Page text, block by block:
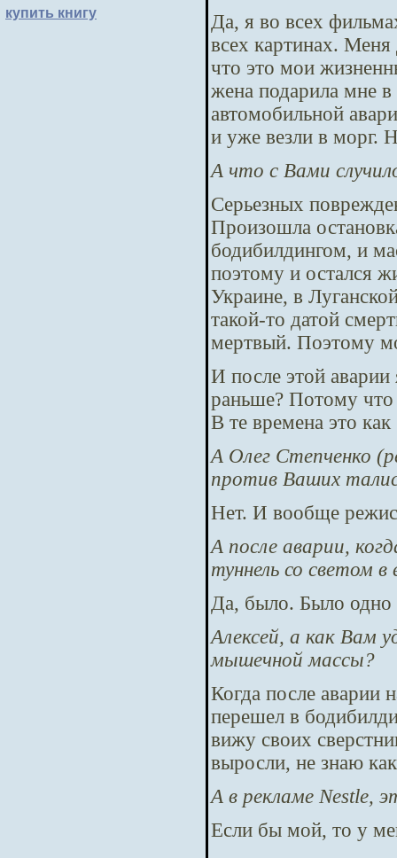
купить книгу
Да, я во всех
всех картинах. Меня
что это мои
жена подарила мне
автомобильной
и уже везли в морг.
А что с Вами
Серьезных
Произошла
бодибилдингом, и
поэтому и остался
Украине, в
такой-то датой
мертвый. Поэтому
И после этой
раньше? Потому что
В те времена это
А Олег Степченко
против Ваших
Нет. И вообще
А после аварии,
туннель со светом в
Да, было. Было одно
Алексей, а как Вам
мышечной массы?
Когда после аварии
перешел в
вижу своих
выросли, не знаю
А в рекламе Nestle,
Если бы мой, то у